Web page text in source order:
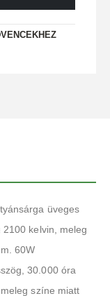
üveges
kelvin, meleg
60W
30.000 óra
színe miatt